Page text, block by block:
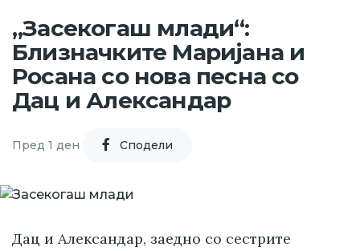
„Засекогаш млади“:
Близначките Маријана и
Росана со нова песна со
Дац и Александар
Пред 1 ден Cподели
Дац и Александар, заедно со сестрите